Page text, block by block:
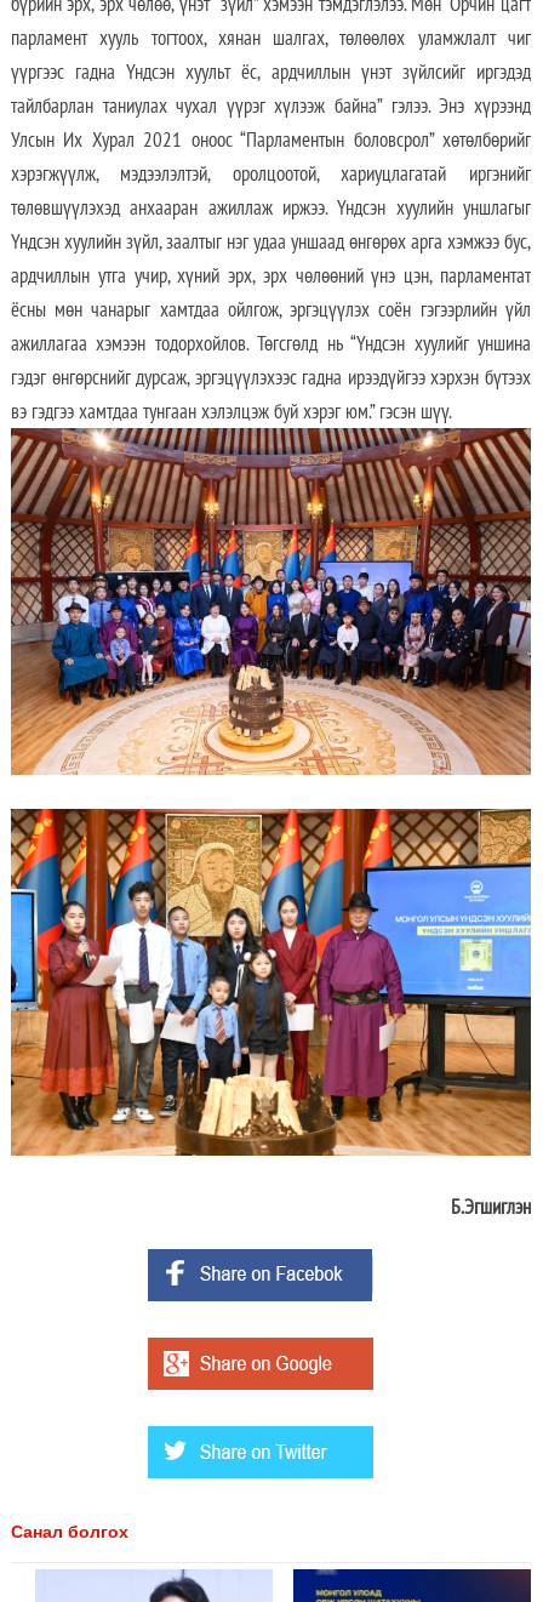
парламент хууль тогтоох, хянан шалгах, төлөөлөх уламжлалт чиг
үүргээс гадна Үндсэн хуульт ёс, ардчиллын үнэт зүйлсийг иргэдэд
тайлбарлан таниулах чухал үүрэг хүлээж байна” гэлээ. Энэ хүрээнд
Улсын Их Хурал 2021 оноос “Парламентын боловсрол” хөтөлбөрийг
хэрэгжүүлж, мэдээлэлтэй, оролцоотой, хариуцлагатай иргэнийг
төлөвшүүлэхэд анхааран ажиллаж иржээ. Үндсэн хуулийн уншлагыг
Үндсэн хуулийн зүйл, заалтыг нэг удаа уншаад өнгөрөх арга хэмжээ бус,
ардчиллын утга учир, хүний эрх, эрх чөлөөний үнэ цэн, парламентат
ёсны мөн чанарыг хамтдаа ойлгож, эргэцүүлэх соён гэгээрлийн үйл
ажиллагаа хэмээн тодорхойлов. Төгсгөлд нь “Үндсэн хуулийг уншина
гэдэг өнгөрснийг дурсаж, эргэцүүлэхээс гадна ирээдүйгээ хэрхэн бүтээх
вэ гэдгээ хамтдаа тунгаан хэлэлцэж буй хэрэг юм.” гэсэн шүү.
Б.Эгшиглэн
Санал болгох